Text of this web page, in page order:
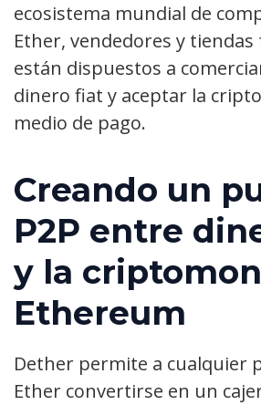
ecosistema mundial de
Ether, vendedores y tiendas
están dispuestos a
dinero fiat y aceptar la
medio de pago.
Creando un
P2P entre
y la
Ethereum
Dether permite a cualquier
Ether convertirse en un